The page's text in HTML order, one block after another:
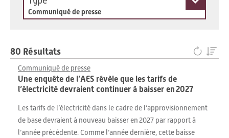
Communiqué de presse
80 Résultats
Communiqué de presse
Une enquête de l’AES révèle que les tarifs de
l’électricité devraient continuer à baisser en 2027
Les tarifs de l’électricité dans le cadre de l’approvisionnement
de base devraient à nouveau baisser en 2027 par rapport à
l’année précédente. Comme l’année dernière, cette baisse